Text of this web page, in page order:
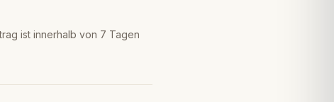
ist innerhalb von 7 Tagen